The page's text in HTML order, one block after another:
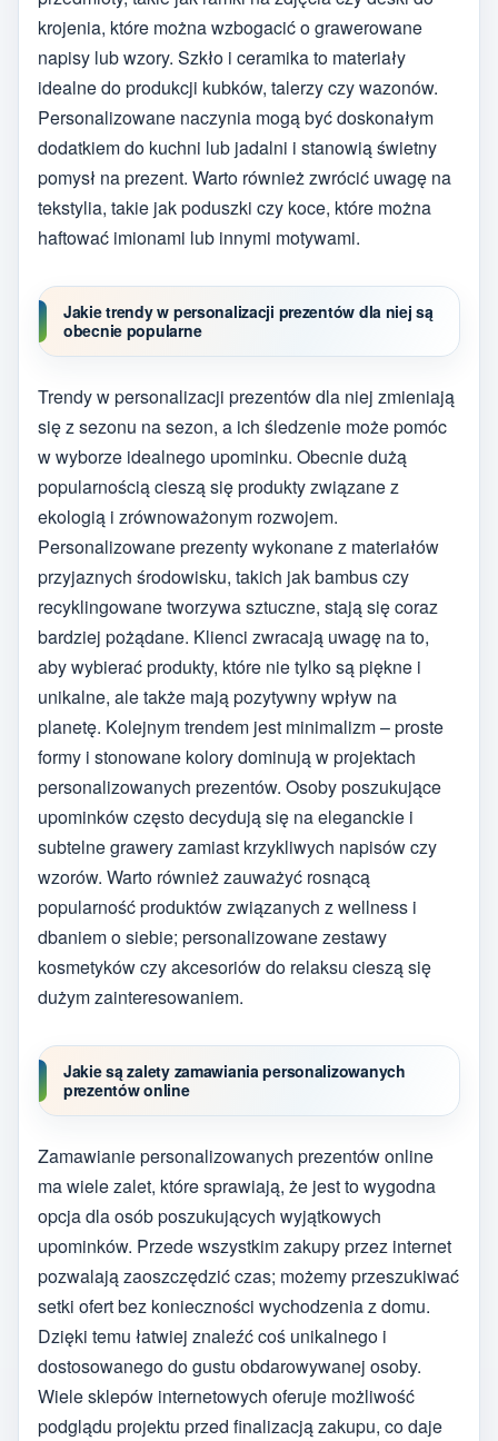
krojenia, które można wzbogacić o grawerowane
napisy lub wzory. Szkło i ceramika to materiały
idealne do produkcji kubków, talerzy czy wazonów.
Personalizowane naczynia mogą być doskonałym
dodatkiem do kuchni lub jadalni i stanowią świetny
pomysł na prezent. Warto również zwrócić uwagę na
tekstylia, takie jak poduszki czy koce, które można
haftować imionami lub innymi motywami.
Jakie trendy w personalizacji prezentów dla niej są
obecnie popularne
Trendy w personalizacji prezentów dla niej zmieniają
się z sezonu na sezon, a ich śledzenie może pomóc
w wyborze idealnego upominku. Obecnie dużą
popularnością cieszą się produkty związane z
ekologią i zrównoważonym rozwojem.
Personalizowane prezenty wykonane z materiałów
przyjaznych środowisku, takich jak bambus czy
recyklingowane tworzywa sztuczne, stają się coraz
bardziej pożądane. Klienci zwracają uwagę na to,
aby wybierać produkty, które nie tylko są piękne i
unikalne, ale także mają pozytywny wpływ na
planetę. Kolejnym trendem jest minimalizm – proste
formy i stonowane kolory dominują w projektach
personalizowanych prezentów. Osoby poszukujące
upominków często decydują się na eleganckie i
subtelne grawery zamiast krzykliwych napisów czy
wzorów. Warto również zauważyć rosnącą
popularność produktów związanych z wellness i
dbaniem o siebie; personalizowane zestawy
kosmetyków czy akcesoriów do relaksu cieszą się
dużym zainteresowaniem.
Jakie są zalety zamawiania personalizowanych
prezentów online
Zamawianie personalizowanych prezentów online
ma wiele zalet, które sprawiają, że jest to wygodna
opcja dla osób poszukujących wyjątkowych
upominków. Przede wszystkim zakupy przez internet
pozwalają zaoszczędzić czas; możemy przeszukiwać
setki ofert bez konieczności wychodzenia z domu.
Dzięki temu łatwiej znaleźć coś unikalnego i
dostosowanego do gustu obdarowywanej osoby.
Wiele sklepów internetowych oferuje możliwość
podglądu projektu przed finalizacją zakupu, co daje